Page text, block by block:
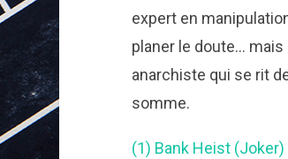
expert en
planer le doute…
anarchiste qui se rit
somme.
(1) Bank Heist (Joker)